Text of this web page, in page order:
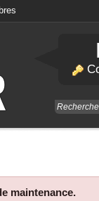
maintenance.